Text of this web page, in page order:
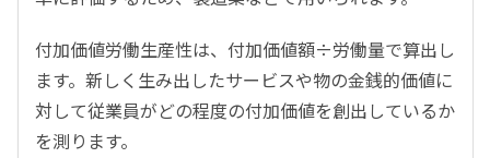
付加価値労働生産性は、付加価値額÷労働量で算出し
ます。新しく生み出したサービスや物の金銭的価値に
対して従業員がどの程度の付加価値を創出しているか
を測ります。